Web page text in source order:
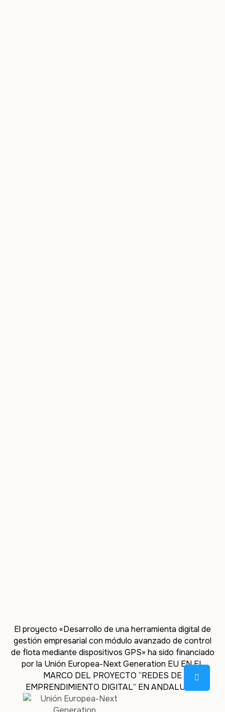
El proyecto «Desarrollo de una herramienta digital de
gestión empresarial con módulo avanzado de control
de flota mediante dispositivos GPS» ha sido financiado
por la Unión Europea-Next Generation EU EN EL
MARCO DEL PROYECTO “REDES DE
EMPRENDIMIENTO DIGITAL” EN ANDALUCÍA.